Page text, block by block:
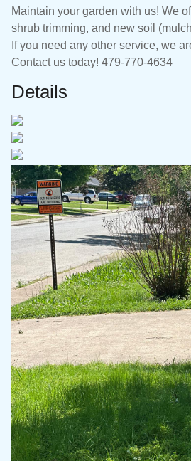
Maintain your garden with us! We
shrub trimming, and new soil
If you need any other service, we
Contact us today! 479-770-4634
Details